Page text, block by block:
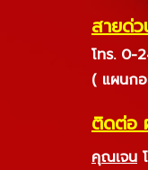
สายด่
โทร. 0-
( แผนก
ติดต่อ
คุณเจน